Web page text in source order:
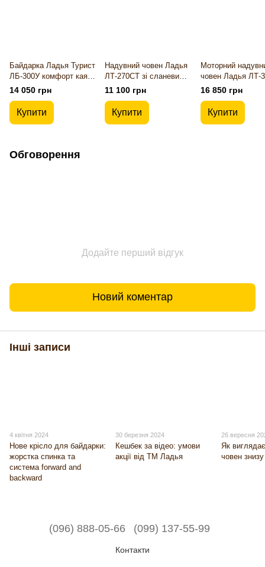
Байдарка Ладья Турист
ЛБ-300У комфорт каяк
з фартухом
14 050 грн
Купити
Надувний човен Ладья
ЛТ-270СТ зі сланевим
килимком
11 100 грн
Купити
Моторний
човен Ладья ЛТ-
зі сланевим
16 850 грн
Купити
Обговорення
Додайте перший відгук
Новий коментар
Інші записи
4 квітня 2024
Нове крісло для байдарки:
жорстка спинка та
система forward and
backward
30 березня 2024
Кешбек за відео: умови
акції від ТМ Ладья
26 вересня
Як
човен знизу
(096) 888-05-66 (099) 137-55-99
Контакти